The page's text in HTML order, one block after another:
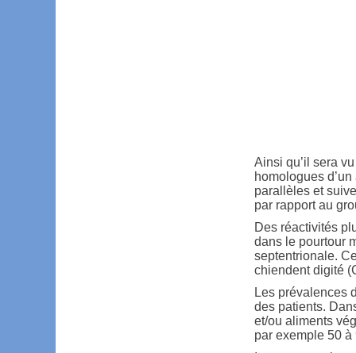
Ainsi qu’il sera
homologues
parallèles et
par rapport au
Des réactivités
dans le pourtour
septentrionale.
chiendent digité
Les prévalences
des patients.
et/ou aliments
par exemple 50